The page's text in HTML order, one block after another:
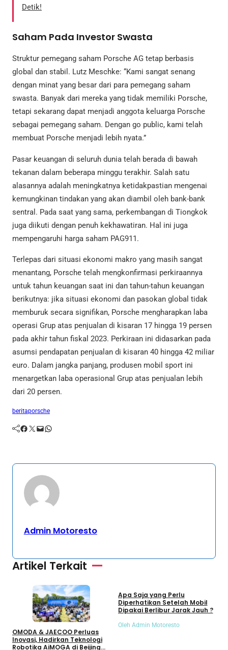
Detik!
Saham Pada Investor Swasta
Struktur pemegang saham Porsche AG tetap berbasis
global dan stabil. Lutz Meschke: “Kami sangat senang
dengan minat yang besar dari para pemegang saham
swasta. Banyak dari mereka yang tidak memiliki Porsche,
tetapi sekarang dapat menjadi anggota keluarga Porsche
sebagai pemegang saham. Dengan go public, kami telah
membuat Porsche menjadi lebih nyata.”
Pasar keuangan di seluruh dunia telah berada di bawah
tekanan dalam beberapa minggu terakhir. Salah satu
alasannya adalah meningkatnya ketidakpastian mengenai
kemungkinan tindakan yang akan diambil oleh bank-bank
sentral. Pada saat yang sama, perkembangan di Tiongkok
juga diikuti dengan penuh kekhawatiran. Hal ini juga
mempengaruhi harga saham PAG911.
Terlepas dari situasi ekonomi makro yang masih sangat
menantang, Porsche telah mengkonfirmasi perkiraannya
untuk tahun keuangan saat ini dan tahun-tahun keuangan
berikutnya: jika situasi ekonomi dan pasokan global tidak
memburuk secara signifikan, Porsche mengharapkan laba
operasi Grup atas penjualan di kisaran 17 hingga 19 persen
pada akhir tahun fiskal 2023. Perkiraan ini didasarkan pada
asumsi pendapatan penjualan di kisaran 40 hingga 42 miliar
euro. Dalam jangka panjang, produsen mobil sport ini
menargetkan laba operasional Grup atas penjualan lebih
dari 20 persen.
beritaporsche
Facebook Twitter Mail WhatsApp
Admin Motoresto
Artikel Terkait
Umum
OMODA & JAECOO Perluas
Inovasi, Hadirkan Teknologi
Robotika AiMOGA di Beijing
Apa Saja yang Perlu
Diperhatikan Setelah Mobil
Dipakai Berlibur Jarak Jauh ?
Oleh Admin Motoresto